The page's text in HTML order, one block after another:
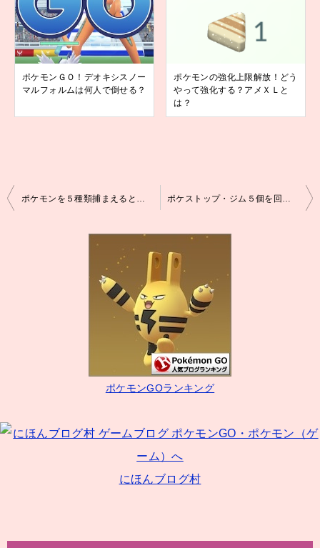
ポケモンＧＯ！デオキシスノー
マルフォルムは何人で倒せる？
ポケモンの強化上限解放！どう
やって強化する？アメＸＬと
は？
投
ポケモンを５種類捕まえると出るポケモンは？ ポケストップ・ジム５個を回すと？
ポケモンGOランキング
にほんブログ村